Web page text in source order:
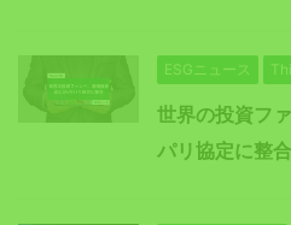
ESGニュース
世界の投資フ
パリ協定に整合